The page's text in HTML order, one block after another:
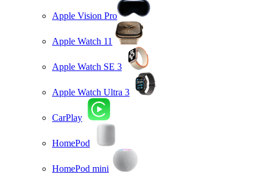
Apple Vision Pro
Apple Watch 11
Apple Watch SE 3
Apple Watch Ultra 3
CarPlay
HomePod
HomePod mini